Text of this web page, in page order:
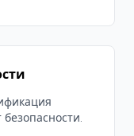
безопасности.